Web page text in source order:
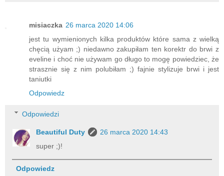
misiaczka 26 marca 2020 14:06
jest tu wymienionych kilka produktów które sama z wielką
chęcią użyam ;) niedawno zakupiłam ten korektr do brwi z
eveline i choć nie używam go długo to mogę powiedziec, że
strasznie się z nim polubiłam ;) fajnie stylizuje brwi i jest
taniutki
Odpowiedz
Odpowiedzi
Beautiful Duty
26 marca 2020 14:43
super ;)!
Odpowiedz